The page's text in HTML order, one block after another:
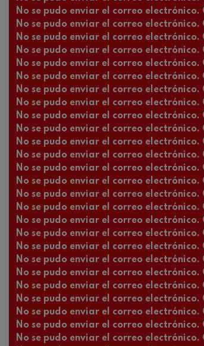
No se pudo enviar el correo
No se pudo enviar el correo
No se pudo enviar el correo
No se pudo enviar el correo
No se pudo enviar el correo
No se pudo enviar el correo
No se pudo enviar el correo
No se pudo enviar el correo
No se pudo enviar el correo
No se pudo enviar el correo
No se pudo enviar el correo
No se pudo enviar el correo
No se pudo enviar el correo
No se pudo enviar el correo
No se pudo enviar el correo
No se pudo enviar el correo
No se pudo enviar el correo
No se pudo enviar el correo
No se pudo enviar el correo
No se pudo enviar el correo
No se pudo enviar el correo
No se pudo enviar el correo
No se pudo enviar el correo
No se pudo enviar el correo
No se pudo enviar el correo
No se pudo enviar el correo